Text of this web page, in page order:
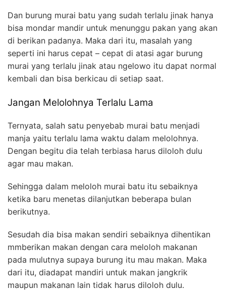
Dan burung murai batu yang sudah terlalu jinak hanya
bisa mondar mandir untuk menunggu pakan yang akan
di berikan padanya. Maka dari itu, masalah yang
seperti ini harus cepat – cepat di atasi agar burung
murai yang terlalu jinak atau ngelowo itu dapat normal
kembali dan bisa berkicau di setiap saat.
Jangan Melolohnya Terlalu Lama
Ternyata, salah satu penyebab murai batu menjadi
manja yaitu terlalu lama waktu dalam melolohnya.
Dengan begitu dia telah terbiasa harus diloloh dulu
agar mau makan.
Sehingga dalam meloloh murai batu itu sebaiknya
ketika baru menetas dilanjutkan beberapa bulan
berikutnya.
Sesudah dia bisa makan sendiri sebaiknya dihentikan
mmberikan makan dengan cara meloloh makanan
pada mulutnya supaya burung itu mau makan. Maka
dari itu, diadapat mandiri untuk makan jangkrik
maupun makanan lain tidak harus diloloh dulu.